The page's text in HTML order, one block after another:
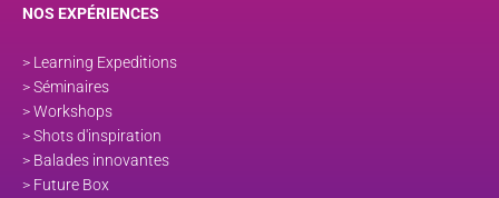
NOS EXPÉRIENCES
> Learning Expeditions
> Séminaires
> Workshops
> Shots d'inspiration
> Balades innovantes
> Future Box